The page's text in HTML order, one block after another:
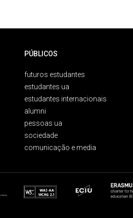
PÚBLICOS
futuros estudantes
estudantes ua
estudantes internacionais
alumni
pessoas ua
sociedade
comunicação e media